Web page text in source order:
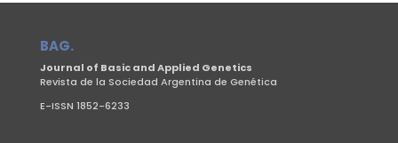
BAG.
Journal of Basic and Applied Genetics
Revista de la Sociedad Argentina de Genética
E-ISSN 1852-6233